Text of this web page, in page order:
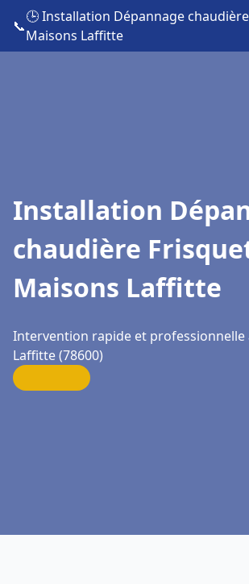
📞
🕒 Installation Dépannage
Maisons Laffitte
Installation
chaudière
Maisons Laffitte
Intervention rapide et professionnelle
Laffitte (78600)